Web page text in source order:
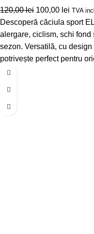
120,00lei 100,00 lei TVA
Descoperă căciula sport
alergare, ciclism, schi
sezon. Versatilă, cu
potrivește perfect pentru
-9%